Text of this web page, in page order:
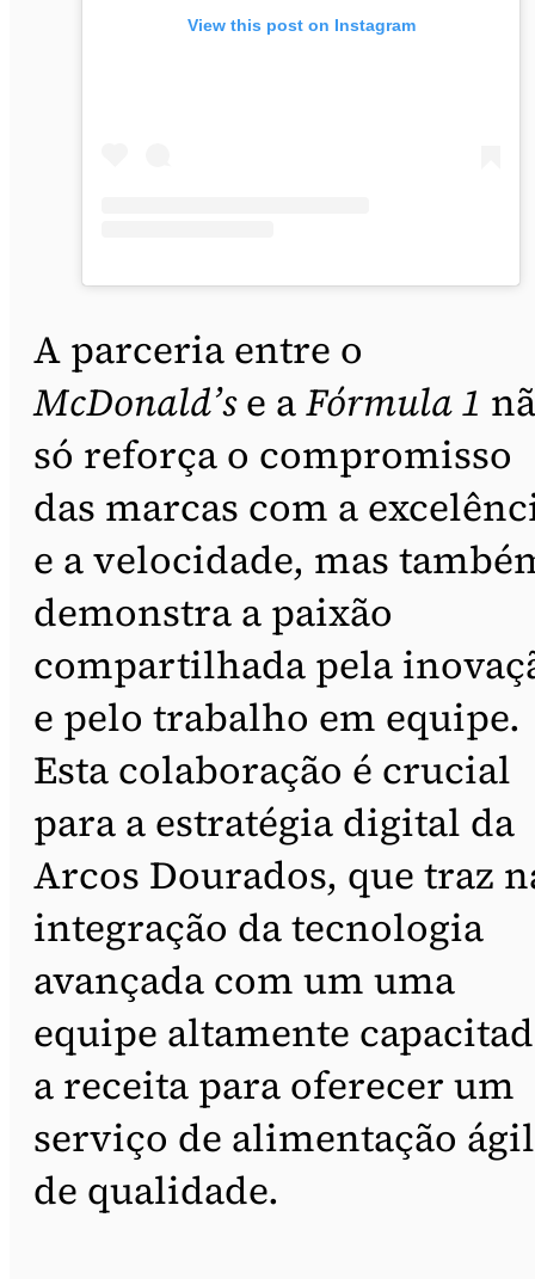
View this post on Instagram
A parceria entre o
McDonald’se aFórmula 1
só reforça o compromisso
das marcas com a
e a velocidade, mas
demonstra a paixão
compartilhada pela
e pelo trabalho em equipe.
Esta colaboração é crucial
para a estratégia digital da
Arcos Dourados, que traz
integração da tecnologia
avançada com um uma
equipe altamente
a receita para oferecer um
serviço de alimentação
de qualidade.